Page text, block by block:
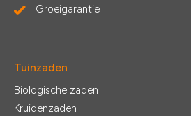
Groeigarantie
Tuinzaden
Biologische zaden
Kruidenzaden